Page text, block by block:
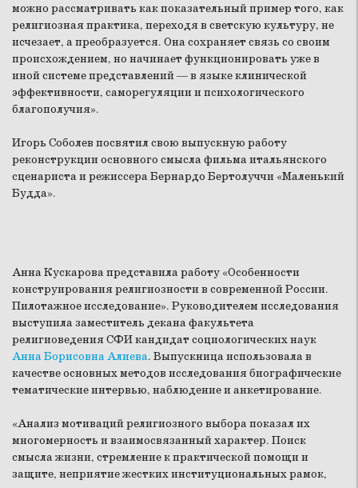
можно рассматривать как показательный пример того, как
религиозная практика, переходя в светскую культуру, не
исчезает, а преобразуется. Она сохраняет связь со своим
происхождением, но начинает функционировать уже в
иной системе представлений — в языке клинической
эффективности, саморегуляции и психологического
благополучия».
Игорь Соболев посвятил свою выпускную работу
реконструкции основного смысла фильма итальянского
сценариста и режиссера Бернардо Бертолуччи «Маленький
Будда».
Анна Кускарова представила работу «Особенности
конструирования религиозности в современной России.
Пилотажное исследование». Руководителем исследования
выступила заместитель декана факультета
религиоведения СФИ кандидат социологических наук
Анна Борисовна Алиева. Выпускница использовала в
качестве основных методов исследования биографические
тематические интервью, наблюдение и анкетирование.
«Анализ мотиваций религиозного выбора показал их
многомерность и взаимосвязанный характер. Поиск
смысла жизни, стремление к практической помощи и
защите, неприятие жестких институциональных рамок,